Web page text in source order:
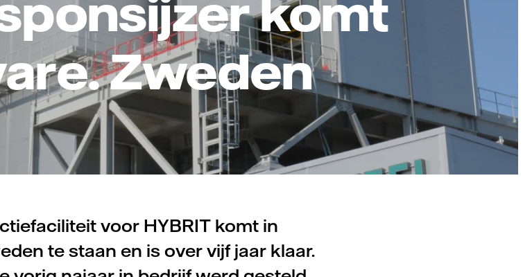
Zweden
voor HYBRIT komt in
te staan en is over vijf jaar klaar.